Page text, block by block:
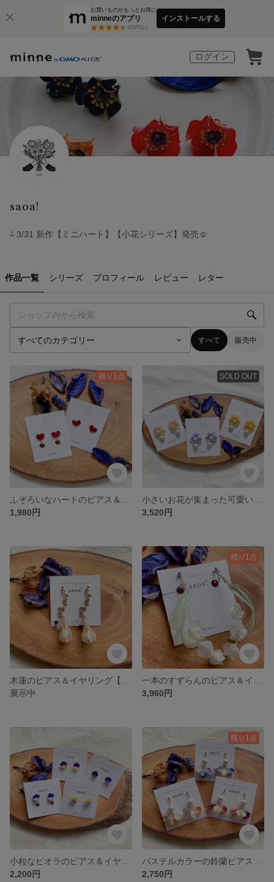
お買いものがもっとお得に
minneのアプリ
3万件以上
インストールする
ログイン
saoa!
⁂ 3/31 新作【ミニハート】【小花シリーズ】発売☺︎
作品一覧 シリーズ プロフィール レビュー レター
すべて 販売中
残り1点
1,980円
SOLD OUT
3,520円
展示中
残り1点
3,960円
2,200円
残り1点
2,750円